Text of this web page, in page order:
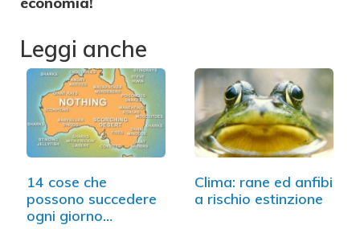
Leggi anche
14 cose che
possono succedere
ogni giorno
Clima: rane ed anfibi
a rischio estinzione